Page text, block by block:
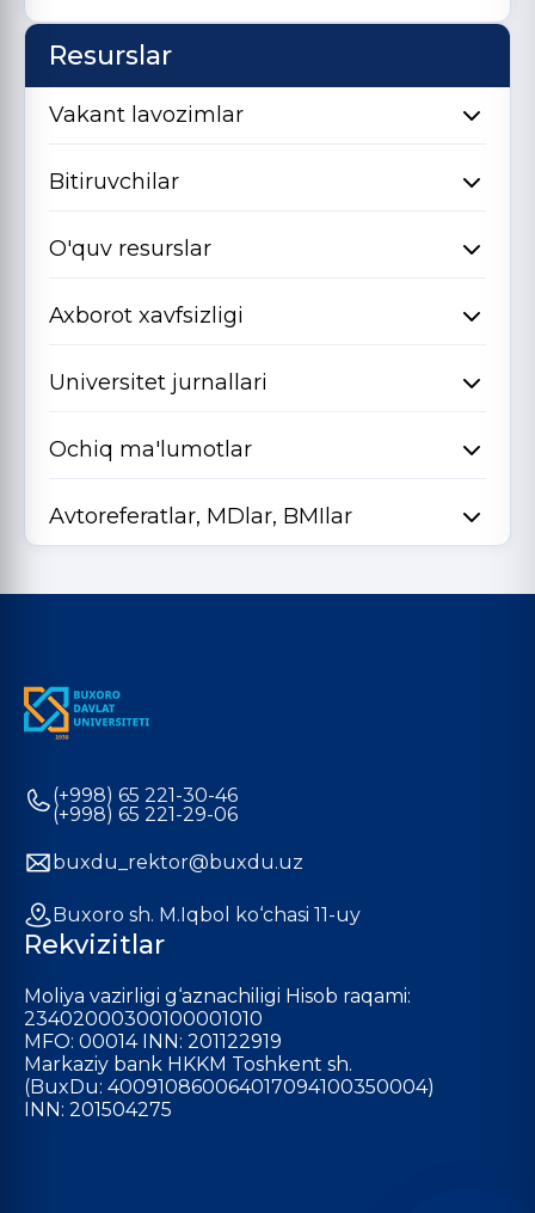
Resurslar
Vakant lavozimlar
Bitiruvchilar
O'quv resurslar
Axborot xavfsizligi
Universitet jurnallari
Ochiq ma'lumotlar
Avtoreferatlar, MDlar, BMIlar
(+998) 65 221-30-46
(+998) 65 221-29-06
buxdu_rektor@buxdu.uz
Buxoro sh. M.Iqbol ko‘chasi 11-uy
Rekvizitlar
Moliya vazirligi g‘aznachiligi Hisob raqami:
23402000300100001010
MFO: 00014 INN: 201122919
Markaziy bank HKKM Toshkent sh.
(BuxDu: 400910860064017094100350004)
INN: 201504275